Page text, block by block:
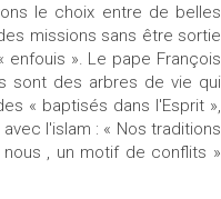
le choix entre de belles
missions sans être sortie
enfouis ». Le pape François
sont des arbres de vie qui
« baptisés dans l'Esprit »,
l'islam : « Nos traditions
, un motif de conflits »